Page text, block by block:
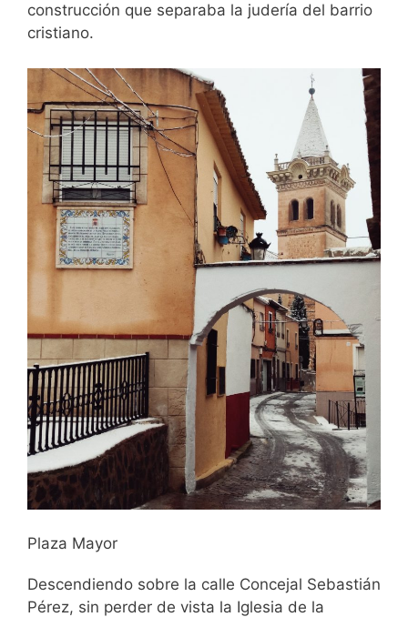
construcción que separaba la judería del barrio
cristiano.
Plaza Mayor
Descendiendo sobre la calle Concejal Sebastián
Pérez, sin perder de vista la Iglesia de la